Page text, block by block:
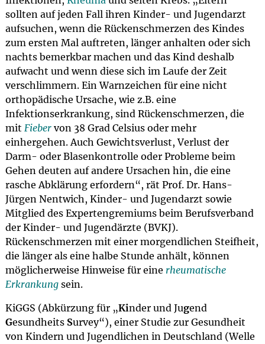
sollten auf jeden Fall ihren Kinder- und Jugendarzt
aufsuchen, wenn die Rückenschmerzen des Kindes
zum ersten Mal auftreten, länger anhalten oder sich
nachts bemerkbar machen und das Kind deshalb
aufwacht und wenn diese sich im Laufe der Zeit
verschlimmern. Ein Warnzeichen für eine nicht
orthopädische Ursache, wie z.B. eine
Infektionserkrankung, sind Rückenschmerzen, die
mit Fiebervon 38 Grad Celsius oder mehr
einhergehen. Auch Gewichtsverlust, Verlust der
Darm- oder Blasenkontrolle oder Probleme beim
Gehen deuten auf andere Ursachen hin, die eine
rasche Abklärung erfordern“, rät Prof. Dr. Hans-
Jürgen Nentwich, Kinder- und Jugendarzt sowie
Mitglied des Expertengremiums beim Berufsverband
der Kinder- und Jugendärzte (BVKJ).
Rückenschmerzen mit einer morgendlichen Steifheit,
die länger als eine halbe Stunde anhält, können
möglicherweise Hinweise für eine rheumatische
Erkrankungsein.
KiGGS (Abkürzung für „Kinder und Jugend
Gesundheits Survey“), einer Studie zur Gesundheit
von Kindern und Jugendlichen in Deutschland (Welle